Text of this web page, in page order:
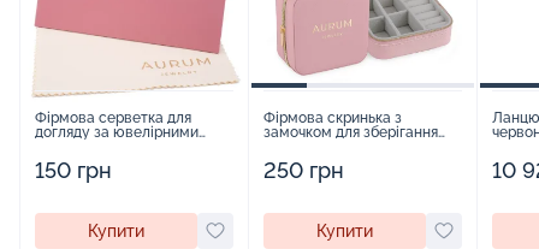
Фірмова серветка для
догляду за ювелірними
150 грн
Купити
Фірмова скринька з
замочком для зберігання
250 грн
Купити
804517
10